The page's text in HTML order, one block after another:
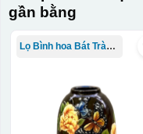
gần bằng
Lọ Bình hoa Bát Tràng in logo